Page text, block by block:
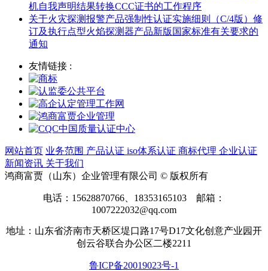
机自我声明结果转换CCC证书的工作程序
关于火灾探测报警产品强制性认证实施细则（C/4版）修
订及执行点型火焰探测器产品新版国家标准有关要求的
通知
友情链接 :
网站首页 业务范围 产品认证 iso体系认证 商标代理 企业认证
新闻资讯 关于我们
鸿商富贾（山东）企业管理有限公司 © 版权所有
电话：15628870766、18353165103 邮箱：
1007222032@qq.com
地址：山东省济南市天桥区堤口路17号D17文化创意产业园开
创云谷联合办公区二楼2211
鲁ICP备20019023号-1